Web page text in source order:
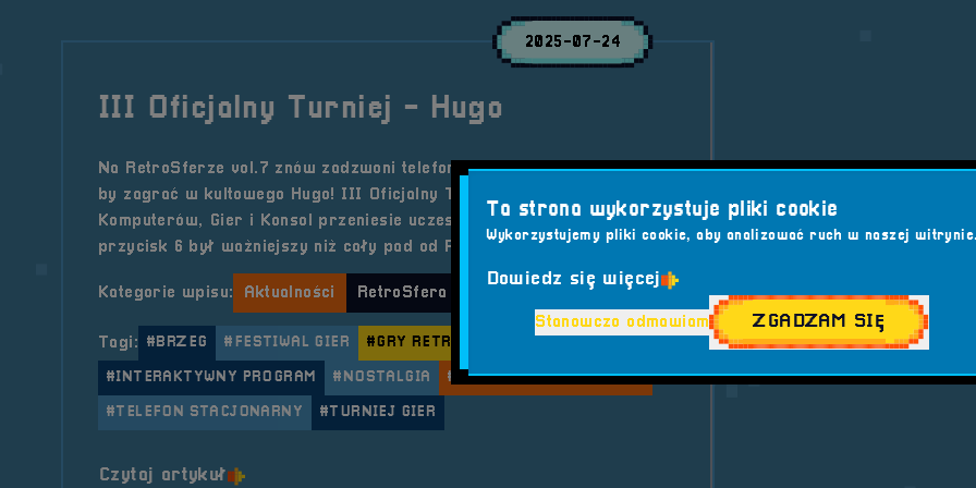
2025-07-24
III Oficjalny Turniej - Hugo
Na RetroSferze vol.7 znów zadzwoni telefon stacjonarny – tym razem,
by zagrać w kultowego Hugo! III Oficjalny Turniej Festiwalu
Komputerów, Gier i Konsol przeniesie uczestników w czasy, gdy
przycisk 6 był ważniejszy niż cały pad od PlayStation.
Kategorie wpisu: Aktualności RetroSfera vol. 7 Turnieje RS7
Tagi: #BRZEG #FESTIWAL GIER #GRY RETRO
#INTERAKTYWNY PROGRAM #NOSTALGIA #POLSAT #RETROSFERA
#TELEFON STACJONARNY #TURNIEJ GIER
Czytaj artykuło tytule III Oficjalny Turniej &#8211; Hugo
Ta strona wykorzystuje pliki cookie
Wykorzystujemy pliki cookie, aby analizować ruch w naszej
Dowiedz się więcej
Stanowczo odmawiam ZGADZAM SIĘ